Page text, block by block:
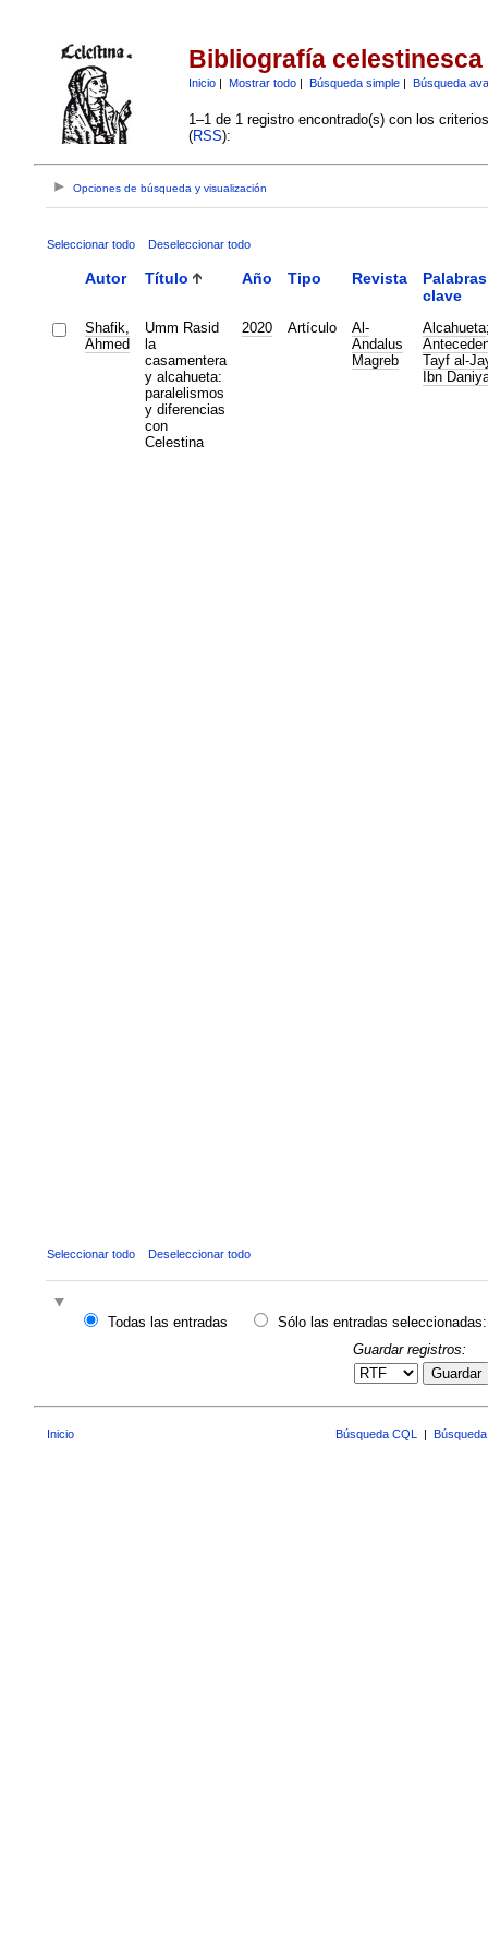
Bibliografía celestinesca
Inicio| Mostrar todo| Búsqueda simple| Búsqueda
1–1 de 1 registro encontrado(s) con los
(RSS):
Opciones de búsqueda y visualización
Seleccionar todo Deseleccionar todo
Autor Título Año Tipo Revista
Palabras
clave
Shafik,
Ahmed
Umm Rasid
la
casamentera
y alcahueta:
paralelismos
y diferencias
con
Celestina
2020 Artículo
Al-
Andalus
Magreb
Alcahueta
Tayf al-
Ibn
Seleccionar todo Deseleccionar todo
Todas las entradas
Sólo las entradas seleccionadas:
Guardar registros:
Guardar
Inicio Búsqueda CQL